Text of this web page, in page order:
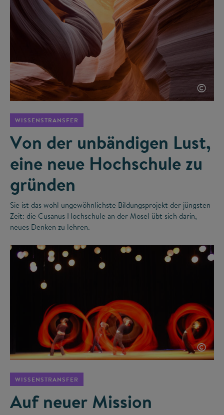
©
WISSENSTRANSFER
Von der unbändigen Lust,
eine neue Hochschule zu
gründen
Sie ist das wohl ungewöhnlichste Bildungsprojekt der jüngsten
Zeit: die Cusanus Hochschule an der Mosel übt sich darin,
neues Denken zu lehren.
©
WISSENSTRANSFER
Auf neuer Mission